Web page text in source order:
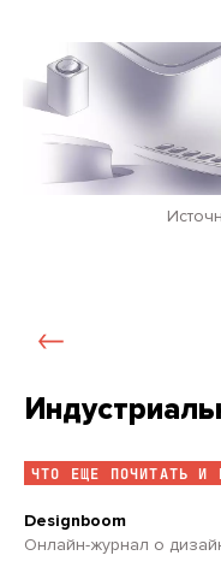
ЧТО ЕЩЕ ПОЧИТАТЬ И
Designboom
Онлайн-журнал о